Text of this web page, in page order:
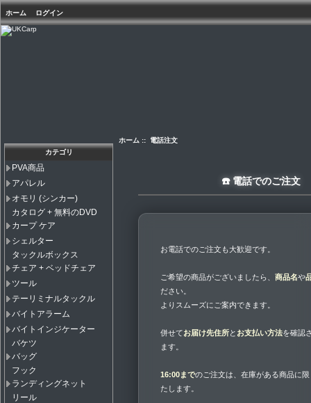
ホーム ログイン
カテゴリ
PVA商品
アパレル
オモリ (シンカー)
カタログ + 無料のDVD
カープ ケア
シェルター
タックルボックス
チェア + ベッドチェア
ツール
テーリミナルタックル
バイトアラーム
バイトインジケーター
バケツ
バッグ
フック
ランディングネット
リール
ホーム :: 電話注文
☎️ 電話でのご注文
お電話でのご注文も大歓迎です。
ご希望の商品がございましたら、 商品名や
ださい。
よりスムーズにご案内できます。
併せてお届け先住所と お支払い方法を確認
ます。
16:00までのご注文は、在庫がある商品に限
たします。